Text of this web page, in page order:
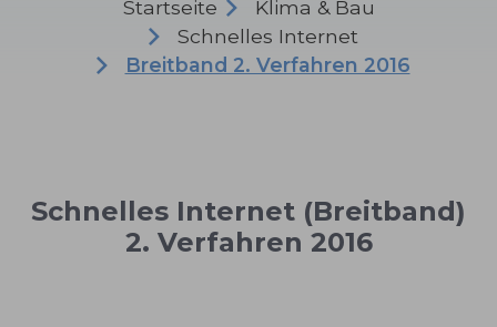
Startseite
Klima & Bau
Schnelles Internet
Breitband 2. Verfahren 2016
Schnelles Internet (Breitband)
2. Verfahren 2016